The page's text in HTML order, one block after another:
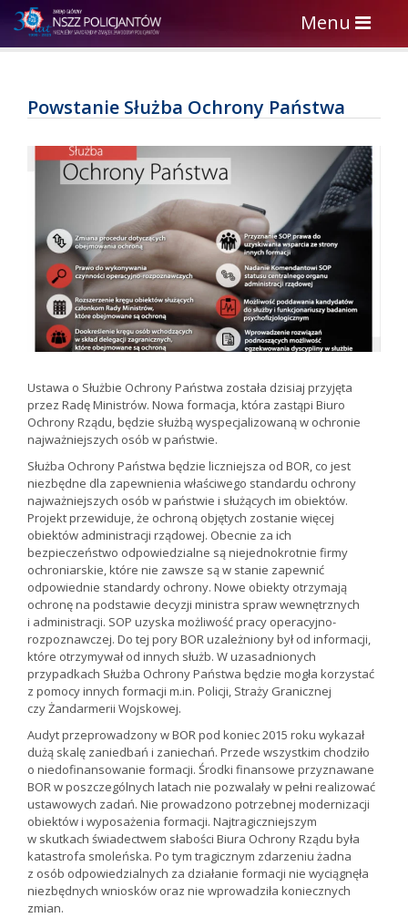
Toggle
navigation
Menu
Powstanie Służba Ochrony Państwa
Ustawa o Służbie Ochrony Państwa została dzisiaj przyjęta
przez Radę Ministrów. Nowa formacja, która zastąpi Biuro
Ochrony Rządu, będzie służbą wyspecjalizowaną w ochronie
najważniejszych osób w państwie.
Służba Ochrony Państwa będzie liczniejsza od BOR, co jest
niezbędne dla zapewnienia właściwego standardu ochrony
najważniejszych osób w państwie i służących im obiektów.
Projekt przewiduje, że ochroną objętych zostanie więcej
obiektów administracji rządowej. Obecnie za ich
bezpieczeństwo odpowiedzialne są niejednokrotnie firmy
ochroniarskie, które nie zawsze są w stanie zapewnić
odpowiednie standardy ochrony. Nowe obiekty otrzymają
ochronę na podstawie decyzji ministra spraw wewnętrznych
i administracji. SOP uzyska możliwość pracy operacyjno-
rozpoznawczej. Do tej pory BOR uzależniony był od informacji,
które otrzymywał od innych służb. W uzasadnionych
przypadkach Służba Ochrony Państwa będzie mogła korzystać
z pomocy innych formacji m.in. Policji, Straży Granicznej
czy Żandarmerii Wojskowej.
Audyt przeprowadzony w BOR pod koniec 2015 roku wykazał
dużą skalę zaniedbań i zaniechań. Przede wszystkim chodziło
o niedofinansowanie formacji. Środki finansowe przyznawane
BOR w poszczególnych latach nie pozwalały w pełni realizować
ustawowych zadań. Nie prowadzono potrzebnej modernizacji
obiektów i wyposażenia formacji. Najtragiczniejszym
w skutkach świadectwem słabości Biura Ochrony Rządu była
katastrofa smoleńska. Po tym tragicznym zdarzeniu żadna
z osób odpowiedzialnych za działanie formacji nie wyciągnęła
niezbędnych wniosków oraz nie wprowadziła koniecznych
zmian.